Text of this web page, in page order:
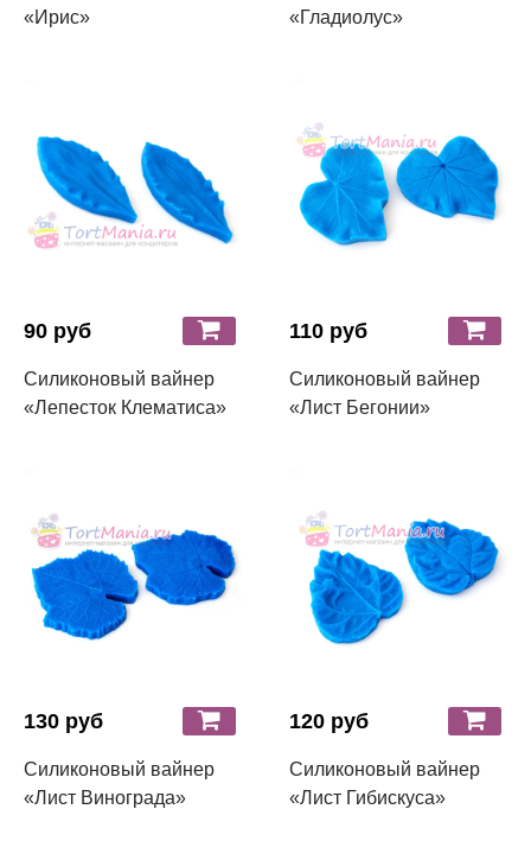
«Ирис»
«Гладиолус»
90 руб
Силиконовый вайнер
«Лепесток Клематиса»
110 руб
Силиконовый вайнер
«Лист Бегонии»
130 руб
Силиконовый вайнер
«Лист Винограда»
120 руб
Силиконовый вайнер
«Лист Гибискуса»